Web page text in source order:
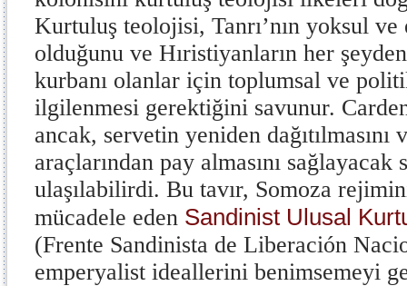
Kurtuluş teolojisi, Tanrı’nın yoksul
olduğunu ve Hıristiyanların her
kurbanı olanlar için toplumsal ve
ilgilenmesi gerektiğini savunur.
ancak, servetin yeniden
araçlarından pay almasını sağlayacak
ulaşılabilirdi. Bu tavır, Somoza
mücadele eden Sandinist Ulusal
(Frente Sandinista de Liberación
emperyalist ideallerini benimsemeyi